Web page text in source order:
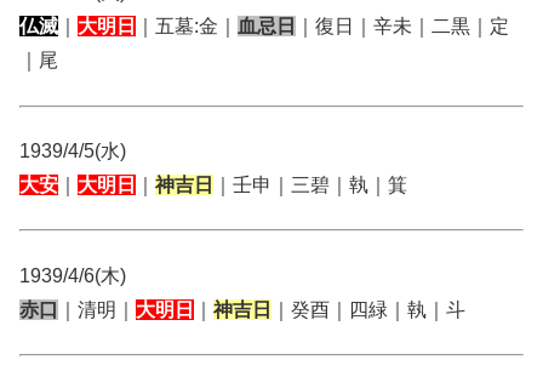
仏滅
大明日 ｜五墓:金｜ 血忌日
｜復日｜辛未｜二黒｜定
｜尾
1939/4/5(水)
大安
大明日 神吉日 ｜壬申｜三碧｜執｜箕
1939/4/6(木)
赤口
｜清明｜ 大明日 神吉日 ｜癸酉｜四緑｜執｜斗